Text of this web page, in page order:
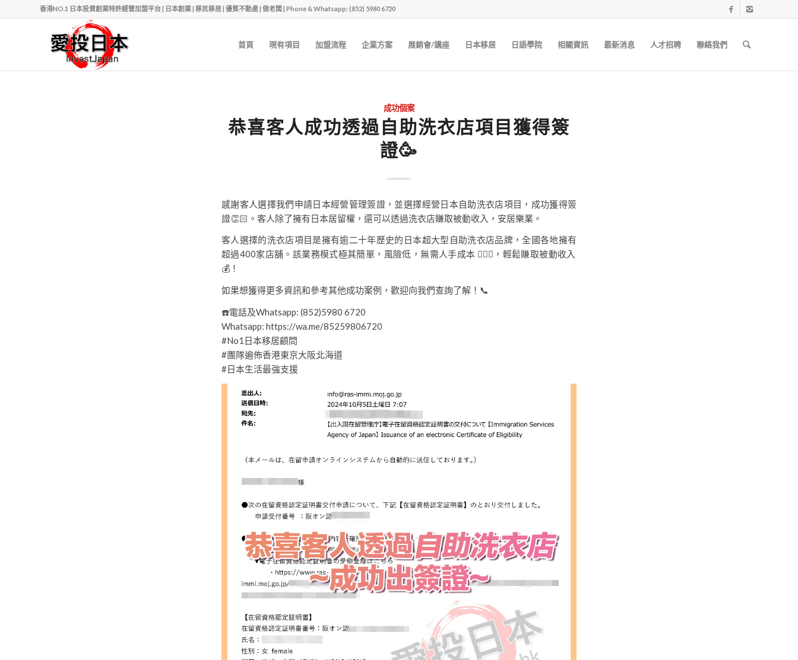
香港NO.1 日本投資創業特許經營加盟平台 | 日本創業 | 移民移居 | 優質不動產 | 做老闆 | Phone & Whatsapp: (852) 5980 6720
首頁 現有項目 加盟流程 企業方案 展銷會/講座 日本移居 日語學院 相關資訊 最新消息 人才招聘 聯絡我們
成功個案
恭喜客人成功透過自助洗衣店項目獲得簽
證🥳
感謝客人選擇我們申請日本經營管理簽證，並選擇經營日本自助洗衣店項目，成功獲得簽
證👏🏻。客人除了擁有日本居留權，還可以透過洗衣店賺取被動收入，安居樂業。
客人選擇的洗衣店項目是擁有逾二十年歷史的日本超大型自助洗衣店品牌，全國各地擁有
超過400家店舖。該業務模式極其簡單，風險低，無需人手成本 🙅🏻‍♀️，輕鬆賺取被動收入
💰！
如果想獲得更多資訊和參考其他成功案例，歡迎向我們查詢了解！📞
☎️電話及Whatsapp: (852)5980 6720
Whatsapp: https://wa.me/85259806720
#No1日本移居顧問
#團隊遍佈香港東京大阪北海道
#日本生活最強支援